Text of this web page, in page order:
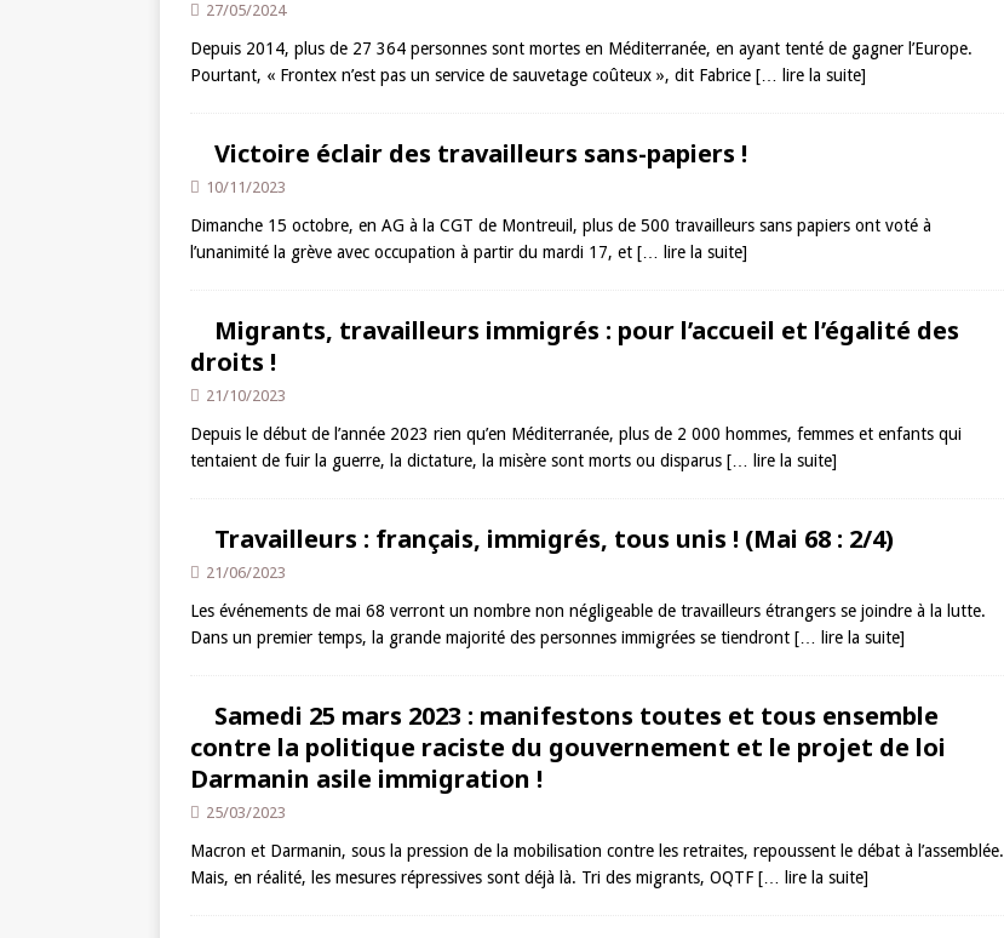
27/05/2024
Depuis 2014, plus de 27 364 personnes sont mortes en Méditerranée, en ayant tenté de gagner l’Europe.
Pourtant, « Frontex n’est pas un service de sauvetage coûteux », dit Fabrice [… lire la suite]
Victoire éclair des travailleurs sans-papiers !
10/11/2023
Dimanche 15 octobre, en AG à la CGT de Montreuil, plus de 500 travailleurs sans papiers ont voté à
l’unanimité la grève avec occupation à partir du mardi 17, et [… lire la suite]
Migrants, travailleurs immigrés : pour l’accueil et l’égalité des
droits !
21/10/2023
Depuis le début de l’année 2023 rien qu’en Méditerranée, plus de 2 000 hommes, femmes et enfants qui
tentaient de fuir la guerre, la dictature, la misère sont morts ou disparus [… lire la suite]
Travailleurs : français, immigrés, tous unis ! (Mai 68 : 2/4)
21/06/2023
Les événements de mai 68 verront un nombre non négligeable de travailleurs étrangers se joindre à la lutte.
Dans un premier temps, la grande majorité des personnes immigrées se tiendront [… lire la suite]
Samedi 25 mars 2023 : manifestons toutes et tous ensemble
contre la politique raciste du gouvernement et le projet de loi
Darmanin asile immigration !
25/03/2023
Macron et Darmanin, sous la pression de la mobilisation contre les retraites, repoussent le débat à l’assemblée.
Mais, en réalité, les mesures répressives sont déjà là. Tri des migrants, OQTF [… lire la suite]